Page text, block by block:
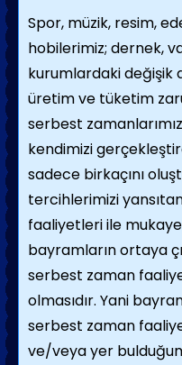
Spor, müzik, resim,
hobilerimiz; dernek,
kurumlardaki değişik
üretim ve tüketim
serbest
kendimizi
sadece birkaçını
tercihlerimizi
faaliyetleri ile
bayramların ortaya
serbest zaman
olmasıdır. Yani
serbest zaman
ve/veya yer